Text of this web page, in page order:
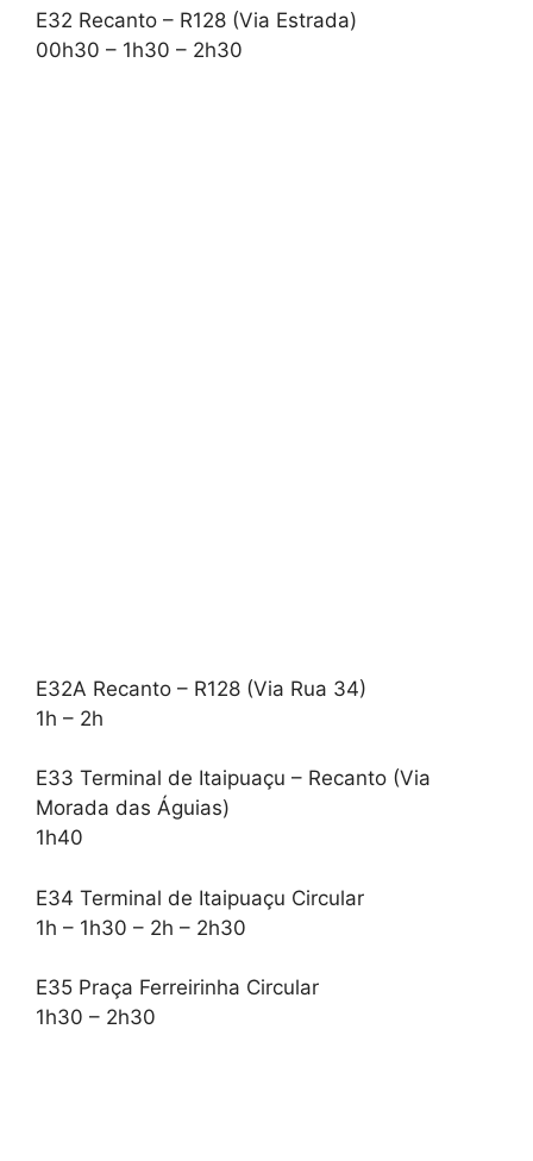
E32 Recanto – R128 (Via Estrada)
00h30 – 1h30 – 2h30
E32A Recanto – R128 (Via Rua 34)
1h – 2h
E33 Terminal de Itaipuaçu – Recanto (Via
Morada das Águias)
1h40
E34 Terminal de Itaipuaçu Circular
1h – 1h30 – 2h – 2h30
E35 Praça Ferreirinha Circular
1h30 – 2h30